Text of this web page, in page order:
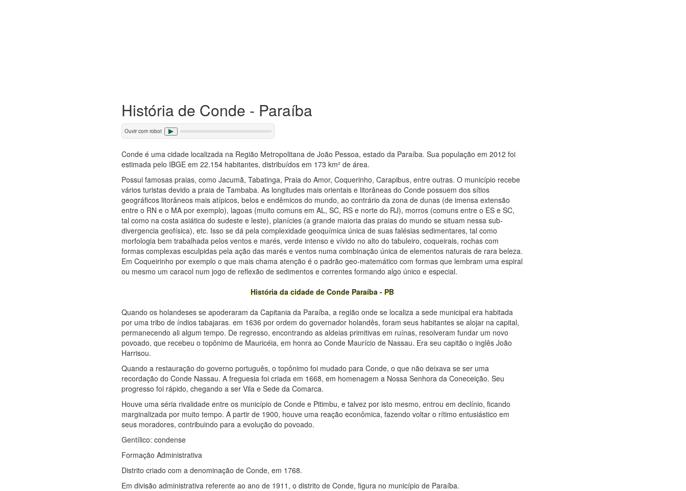
História de Conde - Paraíba
Ouvir com robot
Conde é uma cidade localizada na Região Metropolitana de João Pessoa, estado da Paraíba. Sua população em 2012 foi
estimada pelo IBGE em 22.154 habitantes, distribuídos em 173 km² de área.
Possui famosas praias, como Jacumã, Tabatinga, Praia do Amor, Coquerinho, Carapibus, entre outras. O município recebe
vários turistas devido a praia de Tambaba. As longitudes mais orientais e litorâneas do Conde possuem dos sítios
geográficos litorâneos mais atípicos, belos e endêmicos do mundo, ao contrário da zona de dunas (de imensa extensão
entre o RN e o MA por exemplo), lagoas (muito comuns em AL, SC, RS e norte do RJ), morros (comuns entre o ES e SC,
tal como na costa asiática do sudeste e leste), planícies (a grande maioria das praias do mundo se situam nessa sub-
divergencia geofísica), etc. Isso se dá pela complexidade geoquímica única de suas falésias sedimentares, tal como
morfologia bem trabalhada pelos ventos e marés, verde intenso e vívido no alto do tabuleiro, coqueirais, rochas com
formas complexas esculpidas pela ação das marés e ventos numa combinação única de elementos naturais de rara beleza.
Em Coqueirinho por exemplo o que mais chama atenção é o padrão geo-matemático com formas que lembram uma espiral
ou mesmo um caracol num jogo de reflexão de sedimentos e correntes formando algo único e especial.
História da cidade de Conde Paraíba - PB
Quando os holandeses se apoderaram da Capitania da Paraíba, a região onde se localiza a sede municipal era habitada
por uma tribo de índios tabajaras. em 1636 por ordem do governador holandês, foram seus habitantes se alojar na capital,
permanecendo ali algum tempo. De regresso, encontrando as aldeias primitivas em ruínas, resolveram fundar um novo
povoado, que recebeu o topônimo de Mauricéia, em honra ao Conde Maurício de Nassau. Era seu capitão o inglês João
Harrisou.
Quando a restauração do governo português, o topônimo foi mudado para Conde, o que não deixava se ser uma
recordação do Conde Nassau. A freguesia foi criada em 1668, em homenagem a Nossa Senhora da Coneceição. Seu
progresso foi rápido, chegando a ser Vila e Sede da Comarca.
Houve uma séria rivalidade entre os município de Conde e Pitimbu, e talvez por isto mesmo, entrou em declínio, ficando
marginalizada por muito tempo. A partir de 1900, houve uma reação econômica, fazendo voltar o rítimo entusiástico em
seus moradores, contribuindo para a evolução do povoado.
Gentílico: condense
Formação Administrativa
Distrito criado com a denominação de Conde, em 1768.
Em divisão administrativa referente ao ano de 1911, o distrito de Conde, figura no município de Paraíba.